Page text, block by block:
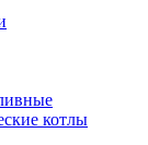
котлы